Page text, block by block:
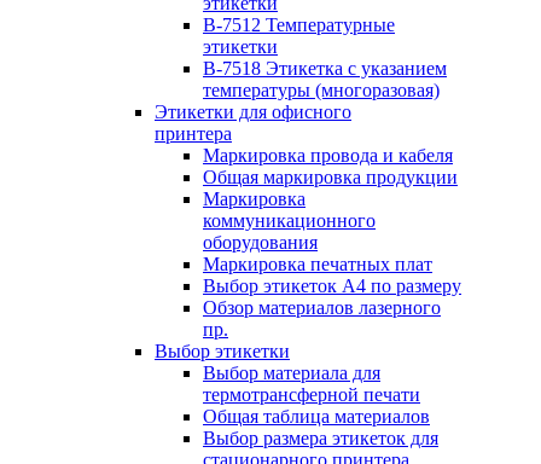
B-7512 Температурные
этикетки
B-7518 Этикетка с указанием
температуры (многоразовая)
Этикетки для офисного
принтера
Маркировка провода и кабеля
Общая маркировка продукции
Маркировка
коммуникационного
оборудования
Маркировка печатных плат
Выбор этикеток А4 по размеру
Обзор материалов лазерного
пр.
Выбор этикетки
Выбор материала для
термотрансферной печати
Общая таблица материалов
Выбор размера этикеток для
стационарного принтера